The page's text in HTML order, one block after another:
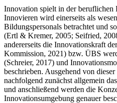
Innovation spielt in der beruflichen
Innovieren wird einerseits als
Bildungspersonals betrachtet und
(Ertl & Kremer, 2005; Seifried,
andererseits die Innovationskraft
Kommission, 2021) bzw. ÜBS
(Schreier, 2017) und
beschrieben. Ausgehend von
nachfolgend zunächst allgemein
und anschließend werden die
Innovationsumgebung genauer